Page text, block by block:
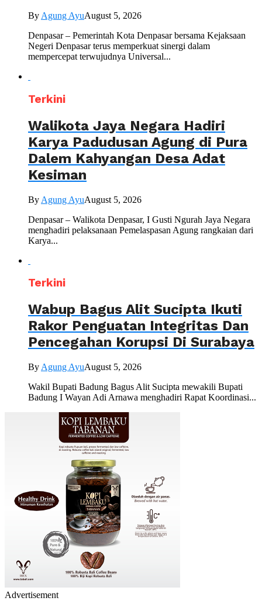
By Agung AyuAugust 5, 2026
Denpasar – Pemerintah Kota Denpasar bersama Kejaksaan
Negeri Denpasar terus memperkuat sinergi dalam
mempercepat terwujudnya Universal...
Terkini
Walikota Jaya Negara Hadiri
Karya Padudusan Agung di Pura
Dalem Kahyangan Desa Adat
Kesiman
By Agung AyuAugust 5, 2026
Denpasar – Walikota Denpasar, I Gusti Ngurah Jaya Negara
menghadiri pelaksanaan Pemelaspasan Agung rangkaian dari
Karya...
Terkini
Wabup Bagus Alit Sucipta Ikuti
Rakor Penguatan Integritas Dan
Pencegahan Korupsi Di Surabaya
By Agung AyuAugust 5, 2026
Wakil Bupati Badung Bagus Alit Sucipta mewakili Bupati
Badung I Wayan Adi Arnawa menghadiri Rapat Koordinasi...
Advertisement